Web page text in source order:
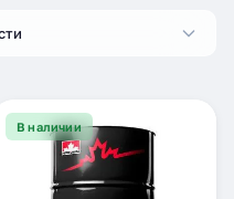
В наличии